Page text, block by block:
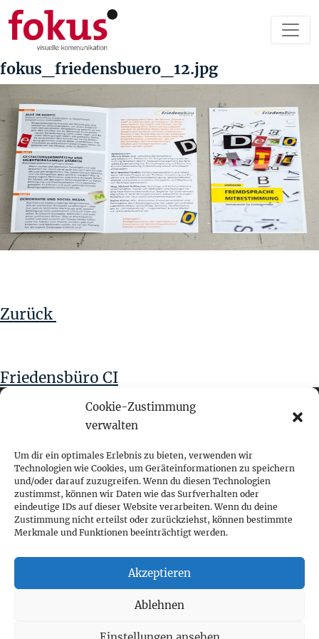
Cookie-Zustimmung
verwalten
Um dir ein optimales Erlebnis zu bieten, verwenden wir
Technologien wie Cookies, um Geräteinformationen zu speichern
und/oder darauf zuzugreifen. Wenn du diesen Technologien
zustimmst, können wir Daten wie das Surfverhalten oder
eindeutige IDs auf dieser Website verarbeiten. Wenn du deine
Zustimmung nicht erteilst oder zurückziehst, können bestimmte
Merkmale und Funktionen beeinträchtigt werden.
Akzeptieren
Ablehnen
fokus_friedensbuero_12.jpg
Zurück
Friedensbüro CI
fokus visuelle kommunikation
Franz-Ofner-Straße 20
A - 5020 Salzburg
+ 43 662 452 083
fokus@fokus-design.com
Impressum